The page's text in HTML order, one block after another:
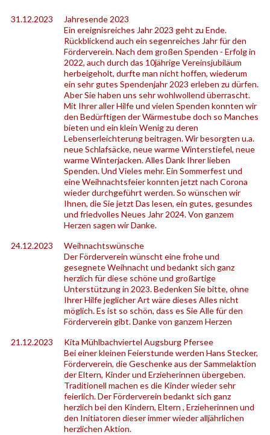
31.12.2023
Jahresende 2023
Ein ereignisreiches Jahr 2023 geht zu Ende.
Rückblickend auch ein segenreiches Jahr für den
Förderverein. Nach dem großen Spenden - Erfolg in
2022, auch durch das 10jährige Vereinsjubiläum
herbeigeholt, durfte man nicht hoffen, wiederum
ein sehr gutes Spendenjahr 2023 erleben zu dürfen.
Aber Sie haben uns sehr wohlwollend überrascht.
Mit Ihrer aller Hilfe und vielen Spenden konnten wir
den Bedürftigen der Wärmestube doch so Manches
bieten und ein klein Wenig zu deren
Lebenserleichterung beitragen. Wir besorgten u.a.
neue Schlafsäcke, neue warme Winterstiefel, neue
warme Winterjacken. Alles Dank Ihrer lieben
Spenden. Und Vieles mehr. Ein Sommerfest und
eine Weihnachtsfeier konnten jetzt nach Corona
wieder durchgeführt werden. So wünschen wir
Ihnen, die Sie jetzt Das lesen, ein gutes, gesundes
und friedvolles Neues Jahr 2024. Von ganzem
Herzen sagen wir Danke.
24.12.2023
Weihnachtswünsche
Der Förderverein wünscht eine frohe und
gesegnete Weihnacht und bedankt sich ganz
herzlich für diese schöne und großartige
Unterstützung in 2023. Bedenken Sie bitte, ohne
Ihrer Hilfe jeglicher Art wäre dieses Alles nicht
möglich. Es ist so schön, dass es Sie Alle für den
Förderverein gibt. Danke von ganzem Herzen
21.12.2023
Kita Mühlbachviertel Augsburg Pfersee
Bei einer kleinen Feierstunde werden Hans Stecker,
Förderverein, die Geschenke aus der Sammelaktion
der Eltern, Kinder und Erzieherinnen übergeben.
Traditionell machen es die Kinder wieder sehr
feierlich. Der Förderverein bedankt sich ganz
herzlich bei den Kindern, Eltern , Erzieherinnen und
den Initiatoren dieser immer wieder alljährlichen
herzlichen Aktion.